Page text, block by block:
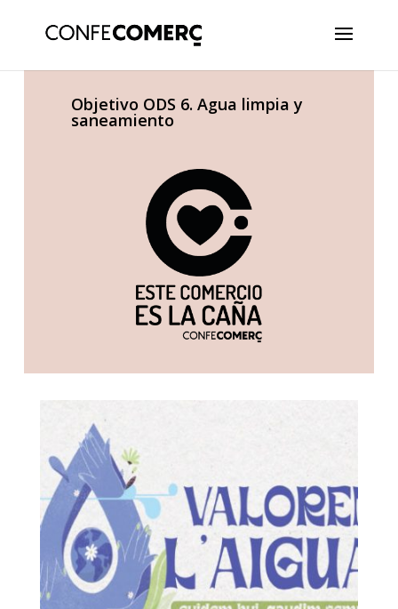
Objetivo ODS 6. Agua limpia y
saneamiento